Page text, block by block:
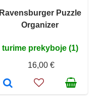
Ravensburger Puzzle
Organizer
turime prekyboje (1)
16,00 €